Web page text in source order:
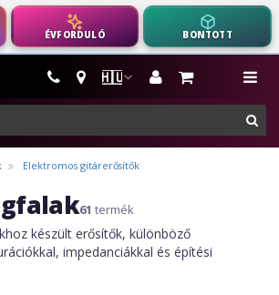
ÉVFORDULÓ BONTOTT
🇭🇺
Elektromos gitárerősítők
61 termék
készült erősítők, különböző
impedanciákkal és építési